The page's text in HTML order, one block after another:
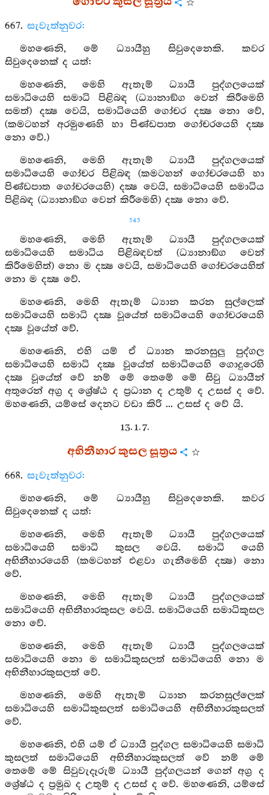
667. සැවැත්නුවර:
මහණෙනි, මේ ධ්‍යායීහු සිවුදෙනෙකි. කවර
සිවුදෙනෙක් ද යත්:
මහණෙනි, මෙහි ඇතැම් ධ්‍යායී පුද්ගලයෙක්
සමාධියෙහි සමාධි පිළිබඳ (ධ්‍යානාඞ්ග වෙන් කිරීමෙහි
සමත්) දක්‍ෂ වෙයි, සමාධියෙහි ගෝචර දක්‍ෂ නො වේ,
(කමටහන් අරමුණෙහි හා පිණ්ඩපාත ගෝචරයෙහි දක්‍ෂ
නො වේ.)
මහණෙනි, මෙහි ඇතැම් ධ්‍යායී පුද්ගලයෙක්
සමාධියෙහි ගෝචර පිළිබඳ (කමටහන් ගෝචරයෙහි හා
පිණ්ඩපාත ගෝචරයෙහි) දක්‍ෂ වෙයි, සමාධියෙහි සමාධිය
පිළිබඳ (ධ්‍යානාඞ්ග වෙන් කිරීමෙහි) දක්‍ෂ නො වේ.
545
මහණෙනි, මෙහි ඇතැම් ධ්‍යායී පුද්ගලයෙක්
සමාධියෙහි සමාධිය පිළිබඳවත් (ධ්‍යානාඞ්ග වෙන්
කිරීමෙහිත්) නො ම දක්‍ෂ වෙයි, සමාධියෙහි ගෝචරයෙහිත්
නො ම දක්‍ෂ වේ.
මහණෙනි, මෙහි ඇතැම් ධ්‍යාන කරන සුල්ලෙක්
සමාධියෙහි සමාධි දක්‍ෂ වූයේත් සමාධියෙහි ගෝචරයෙහි
දක්‍ෂ වූයේත් වේ.
මහණෙනි, එහි යම් ඒ ධ්‍යාන කරනසුලු පුද්ගල
සමාධියෙහි සමාධි දක්‍ෂ වූයේත් සමාධියෙහි ගොදුරෙහි
දක්‍ෂ වූයේත් වේ නම් මේ තෙමේ මේ සිවු ධ්‍යායීන්
අතුරෙන් අග්‍ර ද ශ්‍රේෂ්ඨ ද ප්‍රධාන ද උතුම් ද උසස් ද වේ.
මහණෙනි, යම්සේ දෙනට වඩා කිරි ... උසස් ද වේ යි.
13. 1. 7.
අභිනීහාර කුසල සූත්‍රය
668. සැවැත්නුවර:
මහණෙනි, මේ ධ්‍යායීහු සිවුදෙනෙකි. කවර
සිවුදෙනෙක් ද යත්:
මහණෙනි, මෙහි ඇතැම් ධ්‍යායී පුද්ගලයෙක්
සමාධියෙහි සමාධි කුසල වෙයි. සමාධි යෙහි
අභිනීහාරයෙහි (කමටහන් එළවා ගැනීමෙහි දක්‍ෂ) නො
වේ.
මහණෙනි, මෙහි ඇතැම් ධ්‍යායී පුද්ගලයෙක්
සමාධියෙහි අභිනීහාරකුසල වෙයි. සමාධියෙහි සමාධිකුසල
නො වේ.
මහණෙනි, මෙහි ඇතැම් ධ්‍යායී පුද්ගලයෙක්
සමාධියෙහි නො ම සමාධිකුසලත් සමාධියෙහි නො ම
අභිනීහාරකුසලත් වේ.
මහණෙනි, මෙහි ඇතැම් ධ්‍යාන කරනසුල්ලෙක්
සමාධියෙහි සමාධිකුසලත් සමාධියෙහි අභිනීහාරකුසලත්
වේ.
මහණෙනි, එහි යම් ඒ ධ්‍යායී පුද්ගල සමාධියෙහි සමාධි
කුසලත් සමාධියෙහි අභිනීහාරකුසලත් වේ නම් මේ
තෙමේ මේ සිවුවැදෑරුම් ධ්‍යායී පුද්ගලයන් ගෙන් අග්‍ර ද
ශ්‍රේෂ්ඨ ද ප්‍රමුඛ ද උතුම් ද උසස් ද වේ. මහණෙනි, යම්සේ